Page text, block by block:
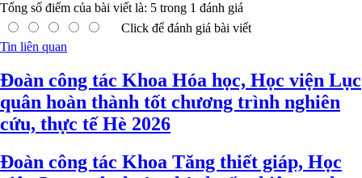
Tổng số điểm của bài viết là: 5 trong 1 đánh giá
Click để đánh giá bài viết
Tin liên quan
Đoàn công tác Khoa Hóa học, Học viện Lục
quân hoàn thành tốt chương trình nghiên
cứu, thực tế Hè 2026
Đoàn công tác Khoa Tăng thiết giáp, Học